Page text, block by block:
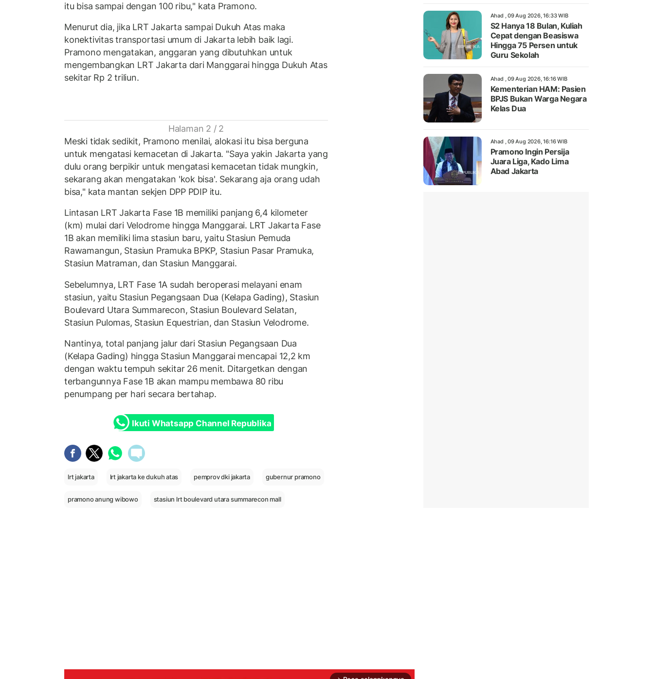
itu bisa sampai dengan 100 ribu," kata Pramono.
Menurut dia, jika LRT Jakarta sampai Dukuh Atas maka
konektivitas transportasi umum di Jakarta lebih baik lagi.
Pramono mengatakan, anggaran yang dibutuhkan untuk
mengembangkan LRT Jakarta dari Manggarai hingga Dukuh Atas
sekitar Rp 2 triliun.
Halaman 2 / 2
Meski tidak sedikit, Pramono menilai, alokasi itu bisa berguna
untuk mengatasi kemacetan di Jakarta. "Saya yakin Jakarta yang
dulu orang berpikir untuk mengatasi kemacetan tidak mungkin,
sekarang akan mengatakan 'kok bisa'. Sekarang aja orang udah
bisa," kata mantan sekjen DPP PDIP itu.
Lintasan LRT Jakarta Fase 1B memiliki panjang 6,4 kilometer
(km) mulai dari Velodrome hingga Manggarai. LRT Jakarta Fase
1B akan memiliki lima stasiun baru, yaitu Stasiun Pemuda
Rawamangun, Stasiun Pramuka BPKP, Stasiun Pasar Pramuka,
Stasiun Matraman, dan Stasiun Manggarai.
Sebelumnya, LRT Fase 1A sudah beroperasi melayani enam
stasiun, yaitu Stasiun Pegangsaan Dua (Kelapa Gading), Stasiun
Boulevard Utara Summarecon, Stasiun Boulevard Selatan,
Stasiun Pulomas, Stasiun Equestrian, dan Stasiun Velodrome.
Nantinya, total panjang jalur dari Stasiun Pegangsaan Dua
(Kelapa Gading) hingga Stasiun Manggarai mencapai 12,2 km
dengan waktu tempuh sekitar 26 menit. Ditargetkan dengan
terbangunnya Fase 1B akan mampu membawa 80 ribu
penumpang per hari secara bertahap.
Ikuti Whatsapp Channel Republika
lrt jakarta lrt jakarta ke dukuh atas pemprov dki jakarta gubernur pramono
pramono anung wibowo stasiun lrt boulevard utara summarecon mall
Ahad , 09 Aug 2026, 16:33 WIB
S2 Hanya 18 Bulan, Kuliah
Cepat dengan Beasiswa
Hingga 75 Persen untuk
Guru Sekolah
Ahad , 09 Aug 2026, 16:16 WIB
Kementerian HAM: Pasien
BPJS Bukan Warga Negara
Kelas Dua
Ahad , 09 Aug 2026, 16:16 WIB
Pramono Ingin Persija
Juara Liga, Kado Lima
Abad Jakarta